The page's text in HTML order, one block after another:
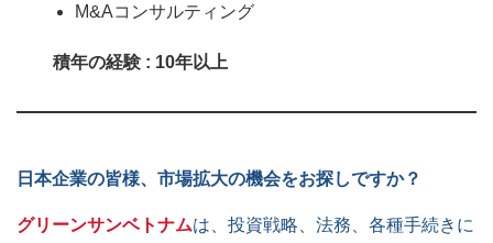
M&Aコンサルティング
積年の経験 : 10年以上
日本企業の皆様、市場拡大の機会をお探しですか？
グリーンサンベトナムは、投資戦略、法務、各種手続きに